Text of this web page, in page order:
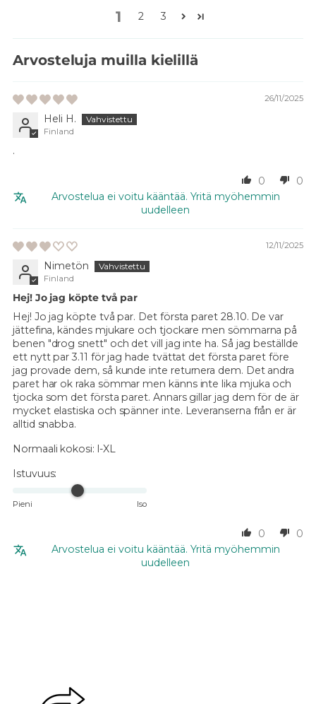
1 2 3
Arvosteluja muilla kielillä
26/11/2025
Heli H.
Finland
.
0
0
Arvostelua ei voitu kääntää. Yritä myöhemmin
uudelleen
12/11/2025
Nimetön
Finland
Hej! Jo jag köpte två par
Hej! Jo jag köpte två par. Det första paret 28.10. De var
jättefina, kändes mjukare och tjockare men sömmarna på
benen "drog snett" och det vill jag inte ha. Så jag beställde
ett nytt par 3.11 för jag hade tvättat det första paret före
jag provade dem, så kunde inte returnera dem. Det andra
paret har ok raka sömmar men känns inte lika mjuka och
tjocka som det första paret. Annars gillar jag dem för de är
mycket elastiska och spänner inte. Leveranserna från er är
alltid snabba.
Normaali kokosi: l-XL
Istuvuus:
Pieni Iso
0
0
Arvostelua ei voitu kääntää. Yritä myöhemmin
uudelleen